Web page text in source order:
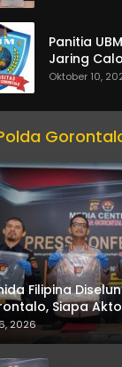
Panitia
Jaring
Oktober 10,
Filipina
Siapa
2026